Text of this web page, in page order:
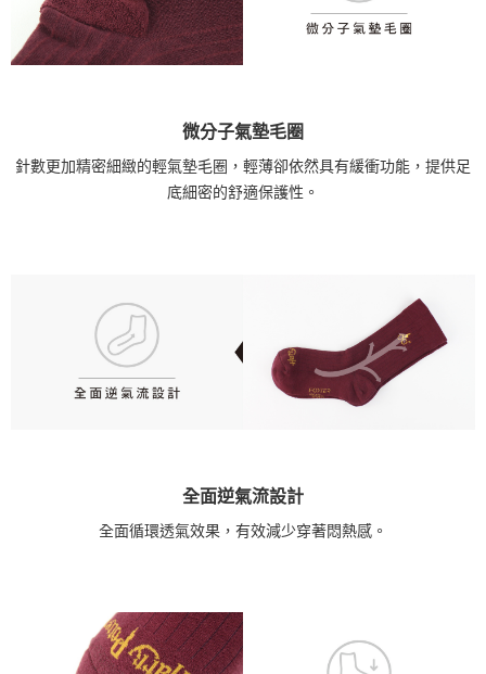
微分子氣墊毛圈
針數更加精密細緻的輕氣墊毛圈，輕薄卻依然具有緩衝功能，提供足
底細密的舒適保護性。
全面逆氣流設計
全面循環透氣效果，有效減少穿著悶熱感。